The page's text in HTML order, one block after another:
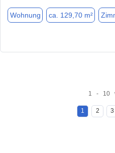
Wohnung ca. 129,70 m²
1 - 10
1 2 3